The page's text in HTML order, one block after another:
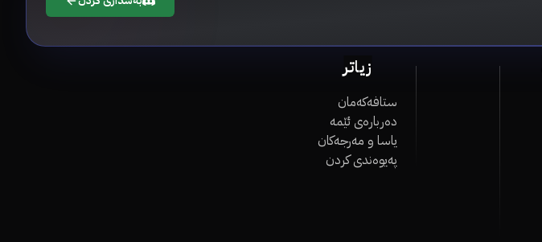
زیاتر
ستافەکەمان
دەربارەی ئێمە
یاسا و مەرجەکان
پەیوەندی کردن